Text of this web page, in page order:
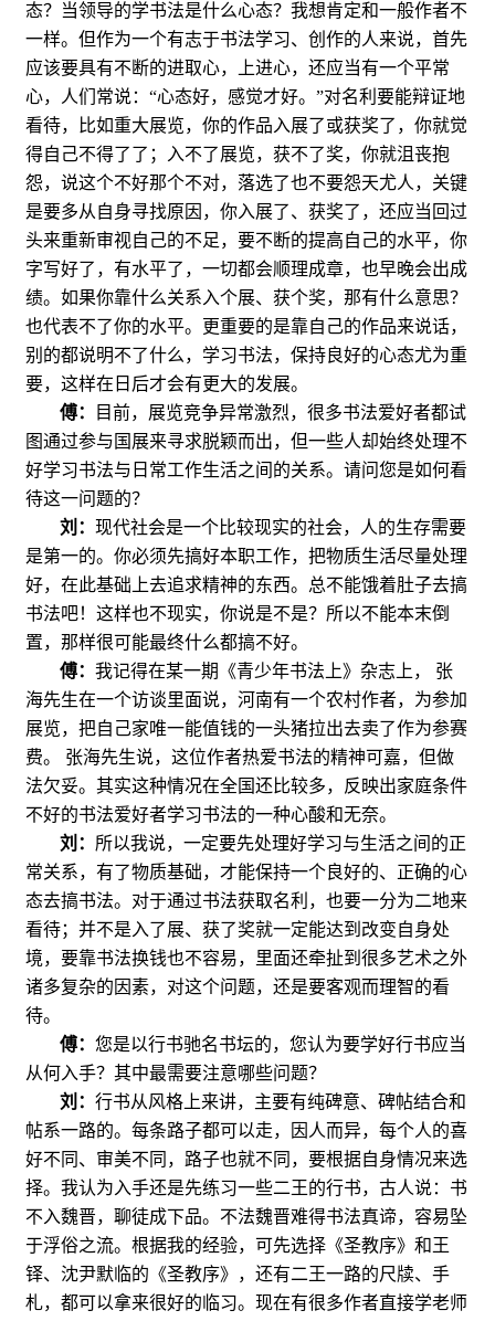
态？当领导的学书法是什么心态？我想肯定和一般作者不
一样。但作为一个有志于书法学习、创作的人来说，首先
应该要具有不断的进取心，上进心，还应当有一个平常
心，人们常说：“心态好，感觉才好。”对名利要能辩证地
看待，比如重大展览，你的作品入展了或获奖了，你就觉
得自己不得了了；入不了展览，获不了奖，你就沮丧抱
怨，说这个不好那个不对，落选了也不要怨天尤人，关键
是要多从自身寻找原因，你入展了、获奖了，还应当回过
头来重新审视自己的不足，要不断的提高自己的水平，你
字写好了，有水平了，一切都会顺理成章，也早晚会出成
绩。如果你靠什么关系入个展、获个奖，那有什么意思？
也代表不了你的水平。更重要的是靠自己的作品来说话，
别的都说明不了什么，学习书法，保持良好的心态尤为重
要，这样在日后才会有更大的发展。
傅：
目前，展览竞争异常激烈，很多书法爱好者都试
图通过参与国展来寻求脱颖而出，但一些人却始终处理不
好学习书法与日常工作生活之间的关系。请问您是如何看
待这一问题的？
刘：现代社会是一个比较现实的社会，人的生存需要
是第一的。你必须先搞好本职工作，把物质生活尽量处理
好，在此基础上去追求精神的东西。总不能饿着肚子去搞
书法吧！这样也不现实，你说是不是？所以不能本末倒
置，那样很可能最终什么都搞不好。
傅：我记得在某一期《青少年书法上》杂志上， 张
海先生在一个访谈里面说，河南有一个农村作者，为参加
展览，把自己家唯一能值钱的一头猪拉出去卖了作为参赛
费。 张海先生说，这位作者热爱书法的精神可嘉，但做
法欠妥。其实这种情况在全国还比较多，反映出家庭条件
不好的书法爱好者学习书法的一种心酸和无奈。
刘： 所以我说，一定要先处理好学习与生活之间的正
常关系，有了物质基础，才能保持一个良好的、正确的心
态去搞书法。对于通过书法获取名利，也要一分为二地来
看待；并不是入了展、获了奖就一定能达到改变自身处
境，要靠书法换钱也不容易，里面还牵扯到很多艺术之外
诸多复杂的因素，对这个问题，还是要客观而理智的看
待。
傅：您是以行书驰名书坛的，您认为要学好行书应当
从何入手？其中最需要注意哪些问题？
刘：行书从风格上来讲，主要有纯碑意、碑帖结合和
帖系一路的。每条路子都可以走，因人而异，每个人的喜
好不同、审美不同，路子也就不同，要根据自身情况来选
择。我认为入手还是先练习一些二王的行书，古人说：书
不入魏晋，聊徒成下品。不法魏晋难得书法真谛，容易坠
于浮俗之流。根据我的经验，可先选择《圣教序》和王
铎、沈尹默临的《圣教序》，还有二王一路的尺牍、手
札，都可以拿来很好的临习。现在有很多作者直接学老师